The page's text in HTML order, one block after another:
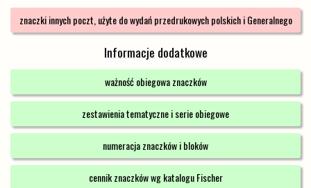
znaczki innych poczt, użyte do wydań przedrukowych polskich i Generalnego
Gubernatorstwa
Informacje dodatkowe
ważność obiegowa znaczków
zestawienia tematyczne i serie obiegowe
numeracja znaczków i bloków
cennik znaczków wg katalogu Fischer